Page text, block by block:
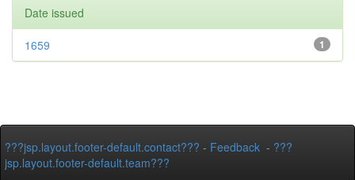
Date issued
1
1659
???jsp.layout.footer-default.contact??? - Feedback - ???
jsp.layout.footer-default.team???